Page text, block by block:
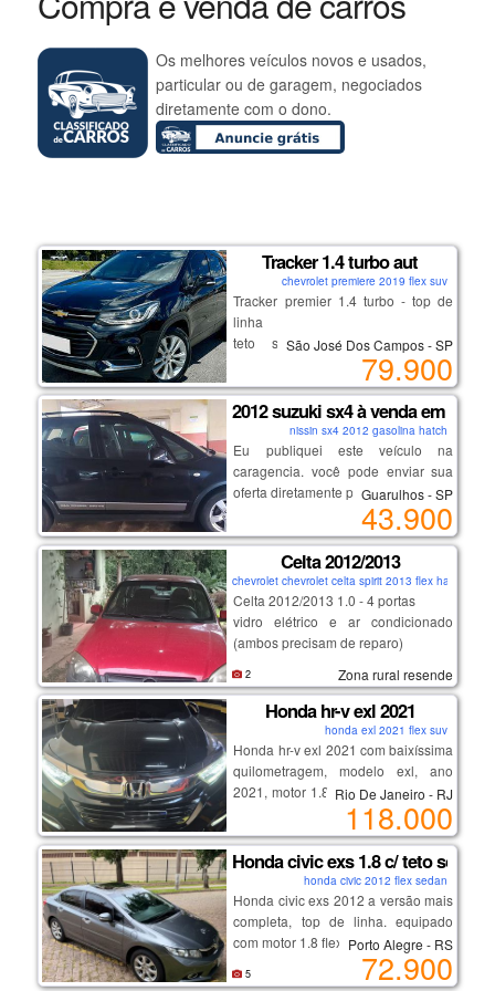
Os melhores veículos novos e usados,
particular ou de garagem, negociados
diretamente com o dono.
Tracker 1.4 turbo aut
chevrolet premiere 2019 flex suv
Tracker premier 1.4 turbo - top de
linha
teto solar, bancos em couro,
chave presencial, multimídia,
volante multifuncional.
excelente procedência e
conservação. venha conferir!
São José Dos Campos - SP
79.900
2012 suzuki sx4 à venda em
nissin sx4 2012 gasolina hatch
Eu publiquei este veículo na
caragencia. você pode enviar sua
oferta diretamente pelo anúncio.
aqui está o link:
https://caragencia.com/br/car-
finder/2012-suzuki-sx4
Guarulhos - SP
43.900
Celta 2012/2013
chevrolet chevrolet celta spirit 2013 flex hatch
Celta 2012/2013 1.0 - 4 portas
vidro elétrico e ar condicionado
(ambos precisam de reparo)
flex - gasolina e álcool.
possui documento
o carro não está andando (
problema no motor)
o ipva de 2020 a 2024 ( dívida ativa)
Zona rural resende
2
Honda hr-v exl 2021
honda exl 2021 flex suv
Honda hr-v exl 2021 com baixíssima
quilometragem, modelo exl, ano
2021, motor 1.8 flex sohc i-vtec com
potência de 140 cv, câmbio
automático cvt, assistente de partida
em rampa, excelente espaço
interno, conforto para cidade e
estrada, baixo custo de
manutenção, alta confiabilidade
mecânica, todo revisado na
concessionária honda, manual do
proprietário, chave reserva, detalhes
Rio De Janeiro - RJ
118.000
Honda civic exs 1.8 c/ teto solar
honda civic 2012 flex sedan
Honda civic exs 2012 a versão mais
completa, top de linha. equipado
com motor 1.8 flex (140 cv) e câmbio
automático de 5 marchas, teto solar,
controle de estabilidade, bancos em
Porto Alegre - RS
72.900
5